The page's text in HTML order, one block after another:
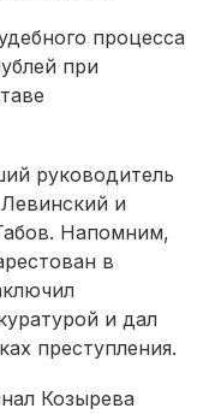
процесса
при
руководитель
и
Напомним,
в
и дал
преступления.
Козырева